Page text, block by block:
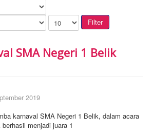
Filter
SMA Negeri 1 Belik
2019
karnaval SMA Negeri 1 Belik, dalam acara
menjadi juara 1